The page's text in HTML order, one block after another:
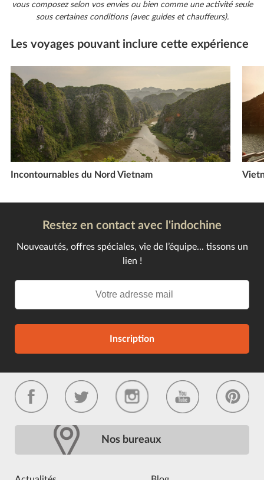
vous composez selon vos envies ou bien comme une activité seule
sous certaines conditions (avec guides et chauffeurs).
Les voyages pouvant inclure cette expérience
Incontournables du Nord Vietnam
Restez en contact avec l'indochine
Nouveautés, offres spéciales, vie de l’équipe... tissons un
lien !
Inscription
Nos bureaux